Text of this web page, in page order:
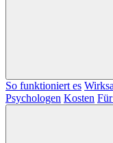
So funktioniert es
Psychologen Kosten